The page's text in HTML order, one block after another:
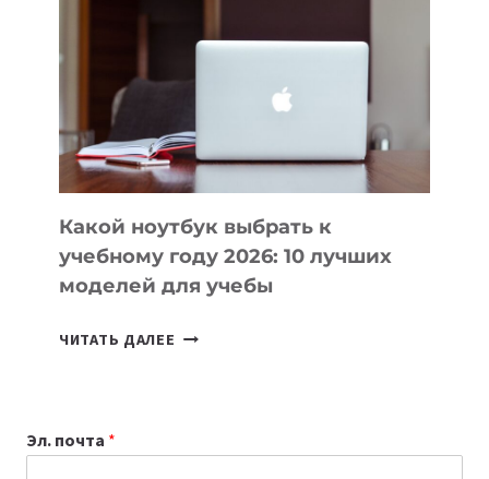
ПОМОГАЮТ
СОЗДАВАТЬ
БЕЗ
СЛОЖНОГО
КОДА
Какой ноутбук выбрать к
учебному году 2026: 10 лучших
моделей для учебы
ЧИТАТЬ ДАЛЕЕ КАКОЙ
Эл. почта *